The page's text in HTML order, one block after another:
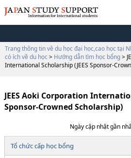
Trang thông tin về du học đại học,cao học tại
có ích về du học > Hướng dẫn tìm học bổng>
International Scholarship (JEES Sponsor-
JEES Aoki Corporation
Sponsor-Crowned Scholarship)
Ngày cập nhật gần
Tổ chức cấp học bổng